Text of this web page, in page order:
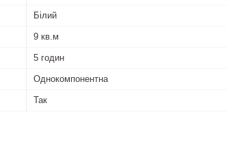
Білий
9 кв.м
5 годин
Однокомпонентна
Так